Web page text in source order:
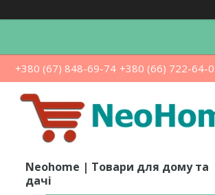
+380 (67) 848-69-74 +380 (66) 722-64-
Neohome | Товари для дому та
дачі